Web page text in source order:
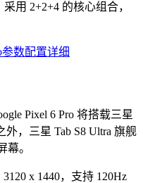
用 2+2+4 的核心组合，
Pixel 6 Pro 将搭载三星
，三星 Tab S8 Ultra 旗舰
幕。
x 1440，支持 120Hz